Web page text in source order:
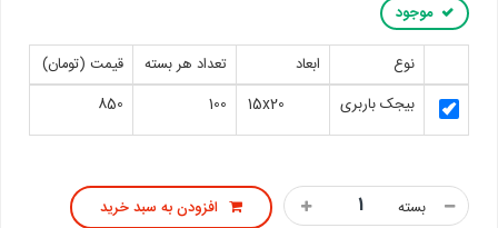
موجود
نوع ابعاد تعداد هر بسته
قیمت (تومان)
بیجک باربری
15x20
100
850
بسته افزودن به سبد خرید